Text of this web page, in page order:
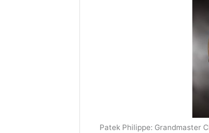
Patek Philippe: Grandmaster